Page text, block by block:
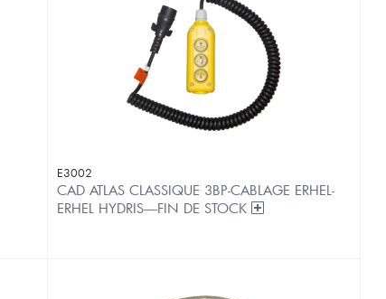
E3002
CAD ATLAS CLASSIQUE 3BP-CABLAGE ERHEL-
ERHEL HYDRIS-----FIN DE STOCK